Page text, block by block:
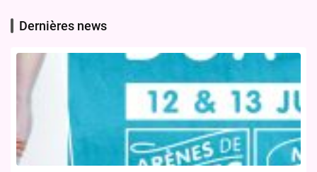
Dernières news